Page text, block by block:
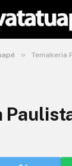
» Temakeria